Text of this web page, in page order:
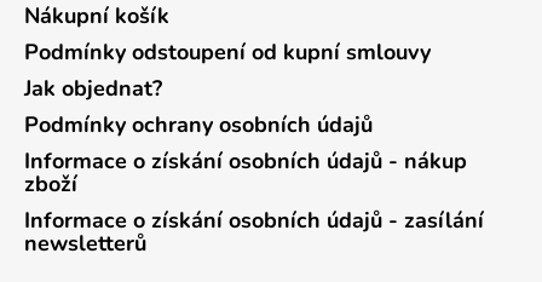
Nákupní košík
Podmínky odstoupení od kupní smlouvy
Jak objednat?
Podmínky ochrany osobních údajů
Informace o získání osobních údajů - nákup
zboží
Informace o získání osobních údajů - zasílání
newsletterů